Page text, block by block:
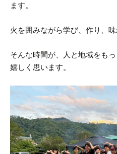
ます。
火を囲みながら学び、作り、味
そんな時間が、人と地域をも
嬉しく思います。